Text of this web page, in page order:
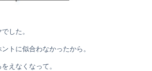
した。
トに似合わなかったから。
えなくなって。